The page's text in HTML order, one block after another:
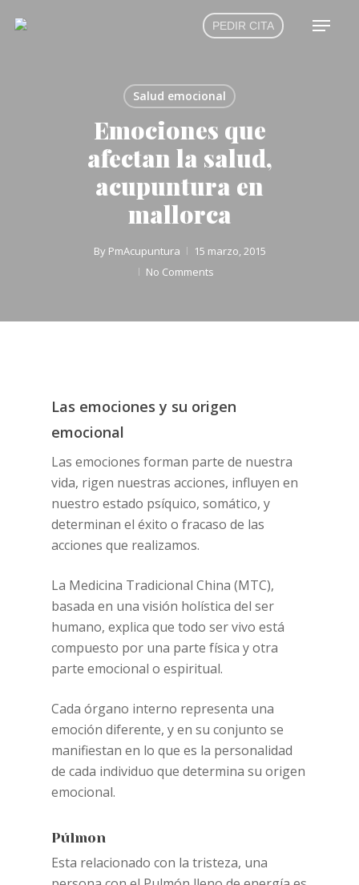
PEDIR CITA Menu
Salud emocional
Emociones que
afectan la salud,
acupuntura en
mallorca
By PmAcupuntura
15 marzo, 2015
No Comments
Las emociones y su origen
emocional
Las emociones forman parte de nuestra
vida, rigen nuestras acciones, influyen en
nuestro estado psíquico, somático, y
determinan el éxito o fracaso de las
acciones que realizamos.
La Medicina Tradicional China (MTC),
basada en una visión holística del ser
humano, explica que todo ser vivo está
compuesto por una parte física y otra
parte emocional o espiritual.
Cada órgano interno representa una
emoción diferente, y en su conjunto se
manifiestan en lo que es la personalidad
de cada individuo que determina su origen
emocional.
Púlmon
Esta relacionado con la tristeza, una